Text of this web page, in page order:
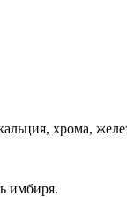
хрома,
имбиря.